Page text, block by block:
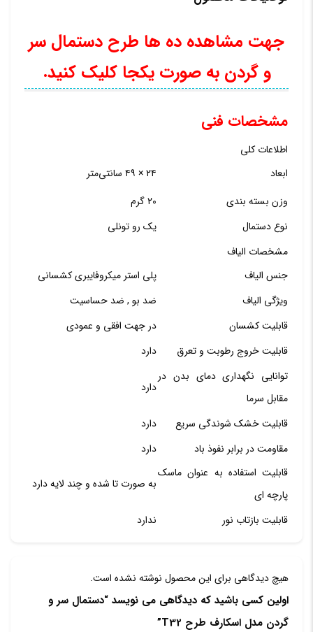
جهت مشاهده ده ها طرح دستمال سر
و گردن به صورت یکجا کلیک کنید.
مشخصات فنی
اطلاعات کلی
ابعاد
۲۴ × ۴۹ سانتی‌متر
وزن بسته بندی
۲۰ گرم
نوع دستمال
یک رو تونلی
مشخصات الیاف
جنس الیاف
پلی استر میکروفایبری کشسانی
ویژگی الیاف
ضد بو , ضد حساسیت
قابلیت کشسان
در جهت افقی و عمودی
قابلیت خروج رطوبت و تعرق
دارد
توانایی نگهداری دمای بدن در
مقابل سرما
دارد
قابلیت خشک شوندگی سریع
دارد
مقاومت در برابر نفوذ باد
دارد
قابلیت استفاده به عنوان ماسک
پارچه ای
به صورت تا شده و چند لایه دارد
قابلیت بازتاب نور ندارد
هیچ دیدگاهی برای این محصول نوشته نشده است.
اولین کسی باشید که دیدگاهی می نویسد “دستمال سر و
گردن مدل اسکارف طرح T32”